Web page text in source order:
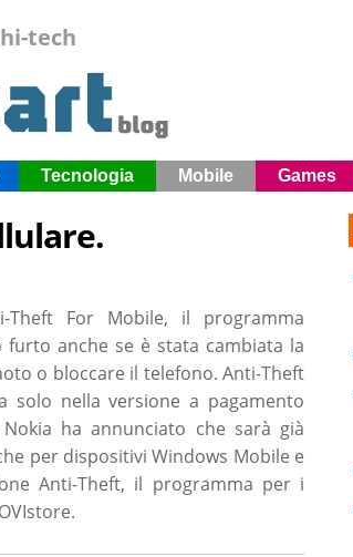
tech
Tecnologia Mobile Games
Theft For Mobile, il programma
anche se è stata cambiata la
o bloccare il telefono. Anti-Theft
solo nella versione a pagamento
ha annunciato che sarà già
per dispositivi Windows Mobile e
Anti-Theft, il programma per i